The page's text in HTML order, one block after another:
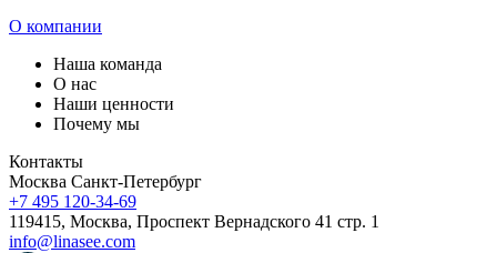
О компании
Наша команда
О нас
Наши ценности
Почему мы
Контакты
Москва Санкт-Петербург
+7 495 120-34-69
119415, Москва, Проспект Вернадского 41 стр. 1
info@linasee.com